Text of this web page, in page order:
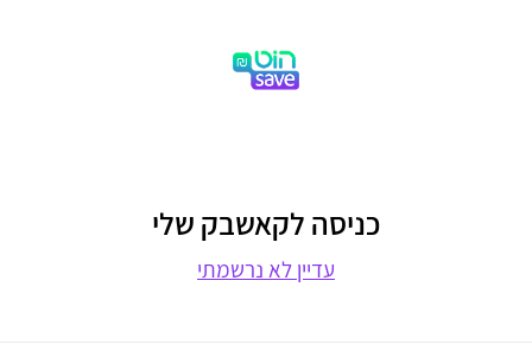
כניסה לקאשבק שלי
עדיין לא נרשמתי